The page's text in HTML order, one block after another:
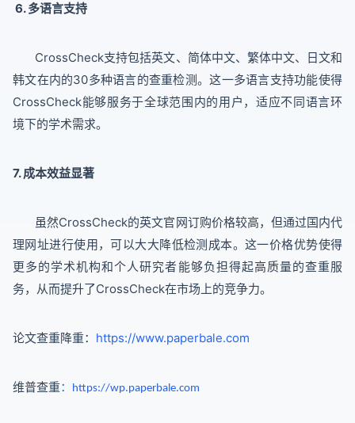
6. 多语言支持
CrossCheck支持包括英文、简体中文、繁体中文、日文和
韩文在内的30多种语言的查重检测。这一多语言支持功能使得
CrossCheck能够服务于全球范围内的用户，适应不同语言环
境下的学术需求。
7. 成本效益显著
虽然CrossCheck的英文官网订购价格较高，但通过国内代
理网址进行使用，可以大大降低检测成本。这一价格优势使得
更多的学术机构和个人研究者能够负担得起高质量的查重服
务，从而提升了CrossCheck在市场上的竞争力。
论文查重降重： https://www.paperbale.com
维普查重： https://wp.paperbale.com